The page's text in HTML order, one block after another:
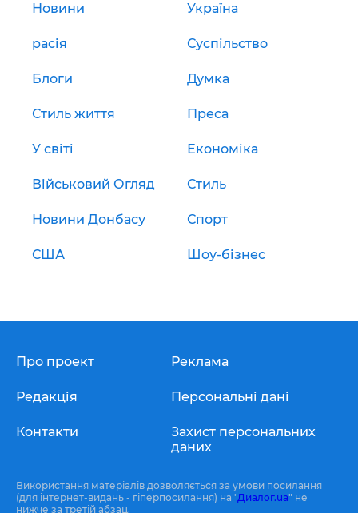
Новини Україна
расія Суспільство
Блоги Думка
Стиль життя Преса
У світі Економіка
Військовий Огляд Стиль
Новини Донбасу Спорт
США Шоу-бізнес
Про проект
Редакція
Контакти
Реклама
Персональні дані
Захист персональних
даних
Використання матеріалів дозволяється за умови посилання
(для інтернет-видань - гіперпосилання) на "Диалог.ua" не
нижче за третій абзац.